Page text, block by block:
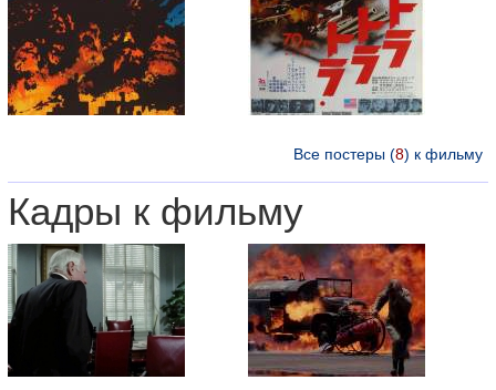
Все постеры (8) к фильму
Кадры к фильму